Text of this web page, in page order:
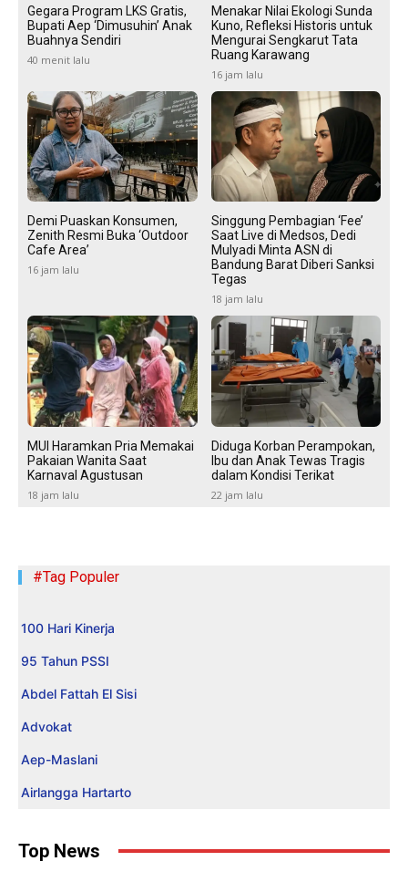
Gegara Program LKS Gratis,
Bupati Aep ‘Dimusuhin’ Anak
Buahnya Sendiri
40 menit lalu
Menakar Nilai Ekologi Sunda
Kuno, Refleksi Historis untuk
Mengurai Sengkarut Tata
Ruang Karawang
16 jam lalu
Demi Puaskan Konsumen,
Zenith Resmi Buka ‘Outdoor
Cafe Area’
16 jam lalu
Singgung Pembagian ‘Fee’
Saat Live di Medsos, Dedi
Mulyadi Minta ASN di
Bandung Barat Diberi Sanksi
Tegas
18 jam lalu
MUI Haramkan Pria Memakai
Pakaian Wanita Saat
Karnaval Agustusan
18 jam lalu
Diduga Korban Perampokan,
Ibu dan Anak Tewas Tragis
dalam Kondisi Terikat
22 jam lalu
#Tag Populer
100 Hari Kinerja
95 Tahun PSSI
Abdel Fattah El Sisi
Advokat
Aep-Maslani
Airlangga Hartarto
Top News